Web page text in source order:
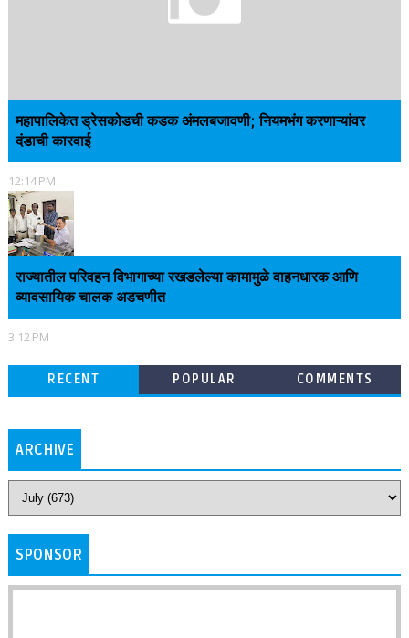
महापालिकेत ड्रेसकोडची कडक अंमलबजावणी; नियमभंग करणाऱ्यांवर
दंडाची कारवाई
12:14 PM
राज्यातील परिवहन विभागाच्या रखडलेल्या कामामुळे वाहनधारक आणि
व्यावसायिक चालक अडचणीत
3:12 PM
RECENT POPULAR COMMENTS
ARCHIVE
SPONSOR